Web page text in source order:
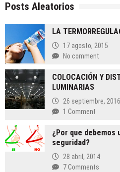
Posts Aleatorios
LA
17 agosto, 2015
No comment
COLOCACIÓN Y
LUMINARIAS
26 septiembre, 2016
1 Comment
¿Por que debemos
seguridad?
28 abril, 2014
7 Comments